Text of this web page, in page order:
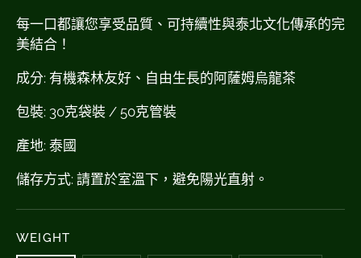
每一口都讓您享受品質、可持續性與泰北文化傳承的完
美結合！
成分: 有機森林友好、自由生長的阿薩姆烏龍茶
包裝: 30克袋裝 / 50克管裝
產地: 泰國
儲存方式: 請置於室溫下，避免陽光直射。
WEIGHT